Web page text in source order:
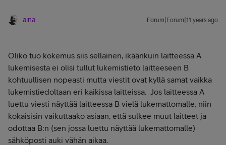
aina Forum|Forum|11 years ago
Oliko tuo kokemus siis sellainen, ikäänkuin laitteessa A
lukemisesta ei olisi tullut lukemistieto laitteeseen B
kohtuullisen nopeasti mutta viestit ovat kyllä samat vaikka
lukemistiedoltaan eri kaikissa laitteissa. Jos laitteessa A
luettu viesti näyttää laitteessa B vielä lukemattomalle, niin
kokaisisin vaikuttaako asiaan, että sulkee muut laitteet ja
odottaa B:n (sen jossa luettu näyttää lukemattomalle)
sähköposti auki vähän aikaa.